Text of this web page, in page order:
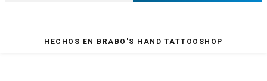
HECHOS EN BRABO'S HAND TATTOOSHOP